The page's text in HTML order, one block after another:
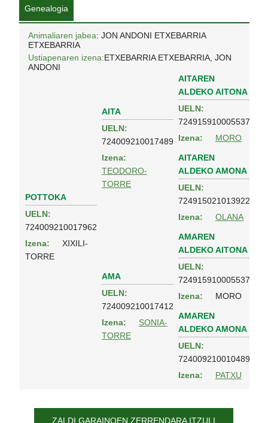
Genealogia
Animaliaren jabea: JON ANDONI ETXEBARRIA
ETXEBARRIA
Ustiapenaren izena:ETXEBARRIA ETXEBARRIA, JON
ANDONI
POTTOKA
UELN:
724009210017962
Izena:
XIXILI-
TORRE
AITA
UELN:
724009210017489
Izena:
TEODORO-
TORRE
AITAREN
ALDEKO AITONA
UELN:
724915910005537
Izena:
MORO
AITAREN
ALDEKO AMONA
UELN:
724915021013922
Izena:
OLANA
AMA
UELN:
724009210017412
Izena:
SONIA-
TORRE
AMAREN
ALDEKO AITONA
UELN:
724915910005537
Izena:
MORO
AMAREN
ALDEKO AMONA
UELN:
724009210010489
Izena:
PATXU
ZALDI GARAINOEN ZERRENDARA ITZULI